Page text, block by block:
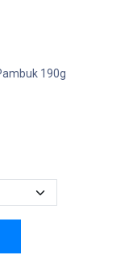
190g